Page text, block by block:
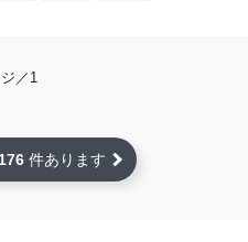
／1
176 件あります